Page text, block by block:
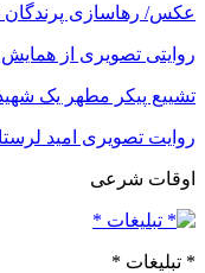
عکس/ رهاسازی
روایتی تصویری از
تشییع پیکر مطهر یک
روایت تصویری امید
اوقات شرعی
* تبلیغات *